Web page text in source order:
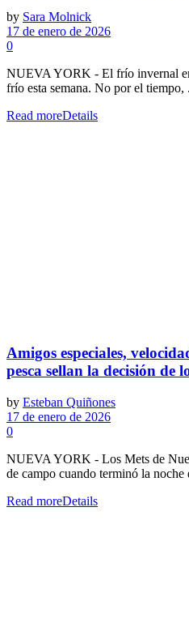
by Sara Molnick
17 de enero de 2026
0
NUEVA YORK - El frío invernal
frío esta semana. No por el tiempo,
Read moreDetails
Amigos especiales,
pesca sellan la decisión de
by Esteban Quiñones
17 de enero de 2026
0
NUEVA YORK - Los Mets de
de campo cuando terminó la noche
Read moreDetails